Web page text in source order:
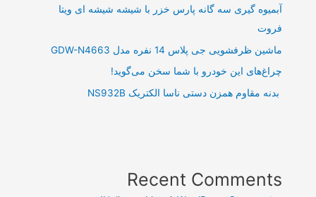
آبمیوه گیری سه گانه پارس خزر با شیشه شیشه ای ویتا
فروت
ماشین ظرفشویی جی پلاس 14 نفره مدل GDW-N4663
چراغ‌های این خودرو با شما سخن می‌گوید!
بدنه مقاوم همزن دستی ناسا الکتریک NS932B
Recent Comments